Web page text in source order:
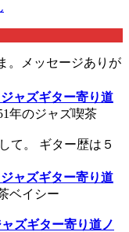
。メッセージありが
ャズギター寄り道
年のジャズ喫茶
て。 ギター歴は５
ャズギター寄り道
ベイシー
ズギター寄り道ノ